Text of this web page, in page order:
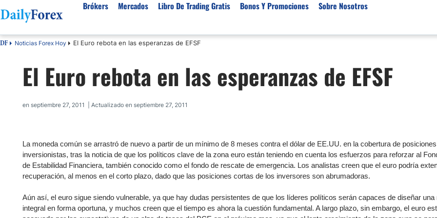
Brókers
España
Argentina
Rep. Dominicana
Costa Rica
Venezuela
Guatemala
El Salvador
Brokers Regulados
Brokers Para Scalping
Brokers por Categoría
Lista de Mejores Prop
Empresas de Fondeo en
Mercados
Divisas
EUR/USD
USD/COP
Materias Primas
Precio del Cafe
Precio del Cacao
Oro (XAU/USD)
Plata (XAG/USD)
Indices
Análisis Forex
Señales Forex Gratis
Mercado de Acciones
Libro De Trading Gratis Bonos Y Promociones Sobre Nosotros
Sobre Nosotros
Política editorial
Cómo generamos ingresos
Por qué confiar en nosotros
DF Noticias Forex Hoy El Euro rebota en las esperanzas de EFSF
El Euro rebota en las esperanzas de EFSF
en septiembre 27, 2011 | Actualizado en septiembre 27, 2011
La moneda común se arrastró de nuevo a partir de un mínimo de 8 meses contra el dólar de EE.UU. en la cobertura de
inversionistas, tras la noticia de que los políticos clave de la zona euro están teniendo en cuenta los esfuerzos para reforzar al
de Estabilidad Financiera, también conocido como el fondo de rescate de emergencia. Los analistas creen que el euro podría
recuperación, al menos en el corto plazo, dado que las posiciones cortas de los inversores son abrumadoras.
Aún así, el euro sigue siendo vulnerable, ya que hay dudas persistentes de que los líderes políticos serán capaces de diseñar una
integral en forma oportuna, y muchos creen que el tiempo es ahora la cuestión fundamental. A largo plazo, sin embargo, el euro